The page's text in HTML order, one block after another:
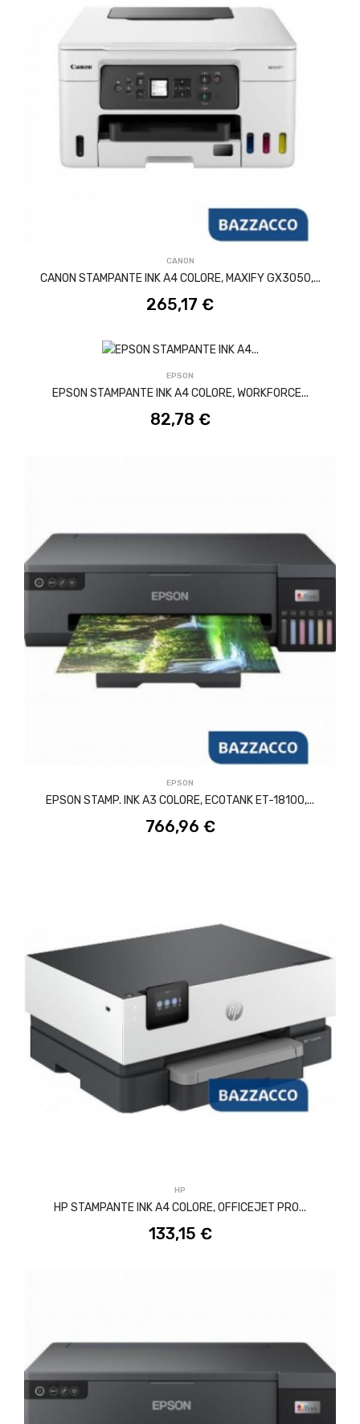
CANON
CANON STAMPANTE INK A4 COLORE, MAXIFY GX3050,...
265,17 €
ACQUISTA
EPSON
EPSON STAMPANTE INK A4 COLORE, WORKFORCE...
82,78 €
EPSON
EPSON STAMP. INK A3 COLORE, ECOTANK ET-18100,...
766,96 €
ACQUISTA
HP
HP STAMPANTE INK A4 COLORE, OFFICEJET PRO...
133,15 €